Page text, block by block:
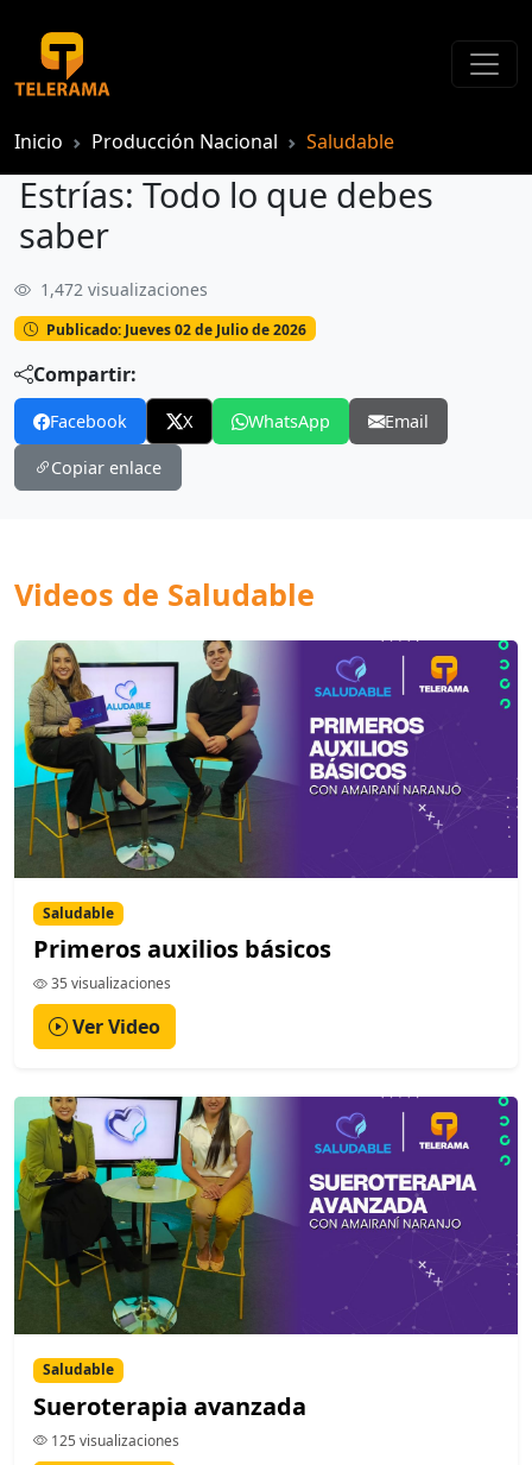
Inicio Producción Nacional Saludable
Estrías: Todo lo que debes
saber
Estrías: Todo lo que debes saber
1,472 visualizaciones
Publicado: Jueves 02 de Julio de 2026
Compartir:
Facebook X WhatsApp Email
Copiar enlace
Videos de Saludable
Saludable
Primeros auxilios básicos
35 visualizaciones
Ver Video
Saludable
Sueroterapia avanzada
125 visualizaciones